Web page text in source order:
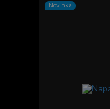
Novinka